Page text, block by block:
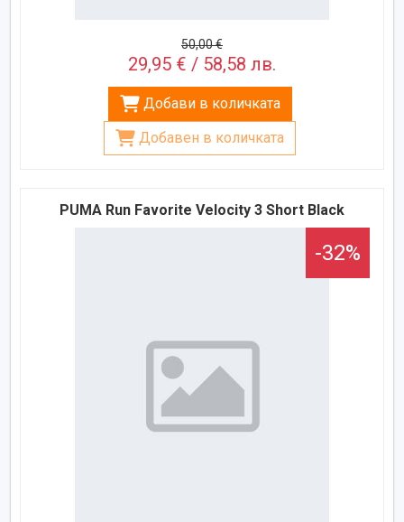
50,00 €
29,95 € / 58,58 лв.
Добави в количката
Добавен в количката
PUMA Run Favorite Velocity 3 Short Black
-32%